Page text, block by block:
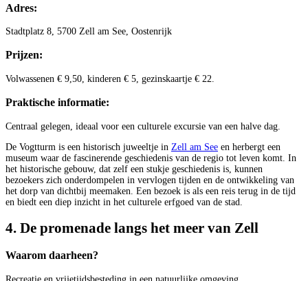
Adres:
Stadtplatz 8, 5700 Zell am See, Oostenrijk
Prijzen:
Volwassenen € 9,50, kinderen € 5, gezinskaartje € 22.
Praktische informatie:
Centraal gelegen, ideaal voor een culturele excursie van een halve dag.
De Vogtturm is een historisch juweeltje in Zell am See en herbergt een
museum waar de fascinerende geschiedenis van de regio tot leven komt. In
het historische gebouw, dat zelf een stukje geschiedenis is, kunnen
bezoekers zich onderdompelen in vervlogen tijden en de ontwikkeling van
het dorp van dichtbij meemaken. Een bezoek is als een reis terug in de tijd
en biedt een diep inzicht in het culturele erfgoed van de stad.
4. De promenade langs het meer van Zell
Waarom daarheen?